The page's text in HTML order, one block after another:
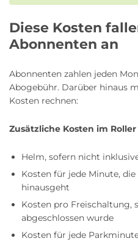
Diese Kosten
Abonnenten an
Abonnenten zahlen jeden
Abogebühr. Darüber hinaus
Kosten rechnen:
Zusätzliche Kosten im
Helm, sofern nicht
Kosten für jede Minute,
hinausgeht
Kosten pro Freischaltung,
abgeschlossen wurde
Kosten für jede